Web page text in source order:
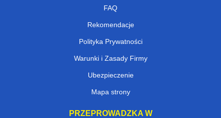
FAQ
Rekomendacje
Polityka Prywatności
Warunki i Zasady Firmy
Ubezpieczenie
Mapa strony
PRZEPROWADZKA W